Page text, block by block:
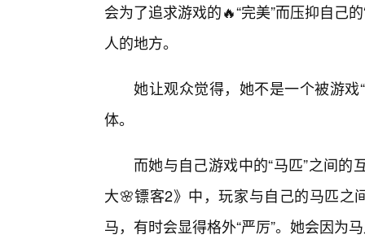
会为了追求游戏的🔥“完美”而压抑自己
人的地方。
她让观众觉得，她不是一个被游戏
体。
而她与自己游戏中的“马匹”之间
大🌸镖客2》中，玩家与自己的马匹之
马，有时会显得格外“严厉”。她会因为